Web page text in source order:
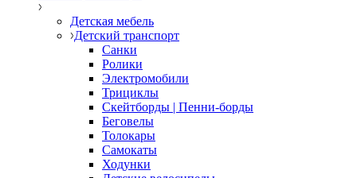
Детская мебель
Детский транспорт
Санки
Ролики
Электромобили
Трициклы
Скейтборды | Пенни-борды
Беговелы
Толокары
Самокаты
Ходунки